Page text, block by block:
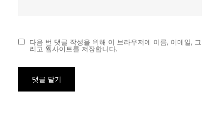
다음 번 댓글 작성을 위해 이 브라우저에 이름, 이메일, 그
리고 웹사이트를 저장합니다.